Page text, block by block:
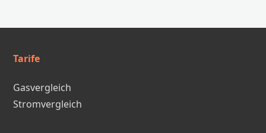
Tarife
Gasvergleich
Stromvergleich